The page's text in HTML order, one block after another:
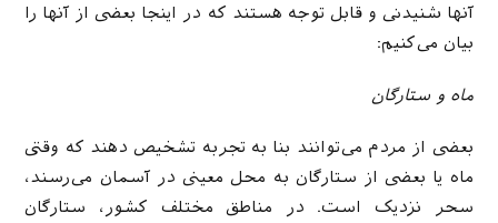
آنها شنیدنی و قابل توجه هستند که در اینجا بعضی از آنها را
بیان می‌کنیم:
ماه و ستارگان
بعضی از مردم می‌توانند بنا به تجربه تشخیص دهند که وقتی
ماه یا بعضی از ستارگان به محل معینی در آسمان می‌رسند،
سحر نزدیک است. در مناطق مختلف کشور، ستارگان